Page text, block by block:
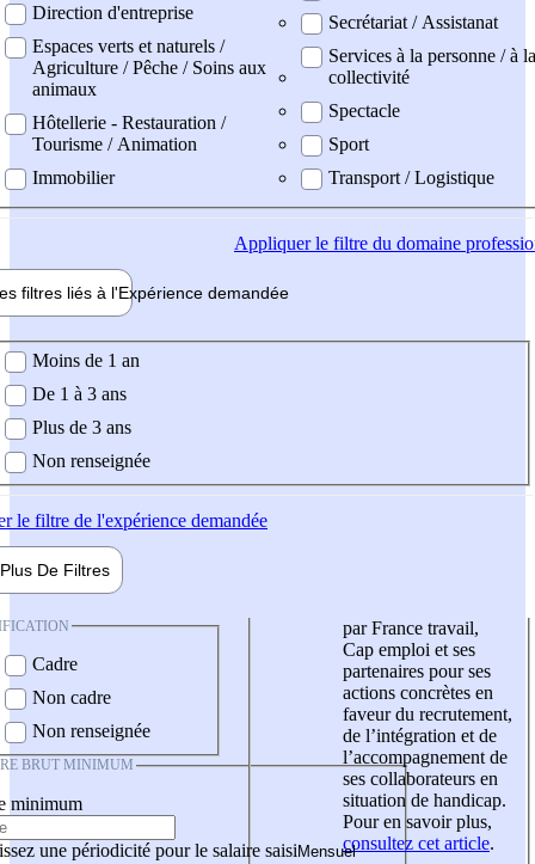
Direction d'entreprise
Espaces verts et naturels /
Agriculture / Pêche / Soins aux
animaux
Hôtellerie - Restauration /
Tourisme / Animation
Immobilier
Secrétariat / Assistanat
Services à la personne / à la
collectivité
Spectacle
Sport
Transport / Logistique
Appliquerle filtre du domaine
filtres liés à l'Expérience demandée
demandée
Moins de 1 an
De 1 à 3 ans
Plus de 3 ans
Non renseignée
le filtre de l'expérience demandée
Plus De Filtres
Cadre
Non cadre
Non renseignée
BRUT MINIMUM
minimum
une périodicité pour le salaire saisi
par France travail,
Cap emploi et ses
partenaires pour ses
actions concrètes en
faveur du recrutement,
de l’intégration et de
l’accompagnement de
ses collaborateurs en
situation de handicap.
Pour en savoir plus,
consultez cet article.